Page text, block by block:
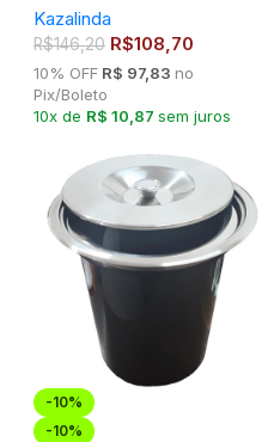
Sanitária Inox Kazalinda
Kazalinda
R$146,20 R$108,70
10% OFFR$ 97,83 no
Pix/Boleto
10x de R$ 10,87 sem juros
-10%
-10%